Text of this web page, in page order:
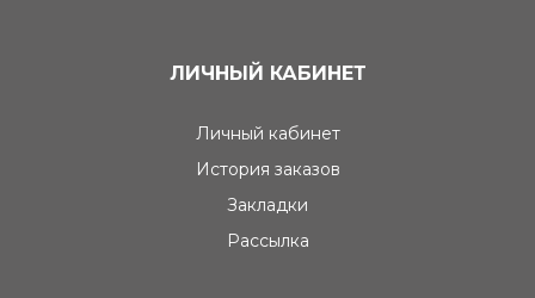
ЛИЧНЫЙ КАБИНЕТ
Личный кабинет
История заказов
Закладки
Рассылка